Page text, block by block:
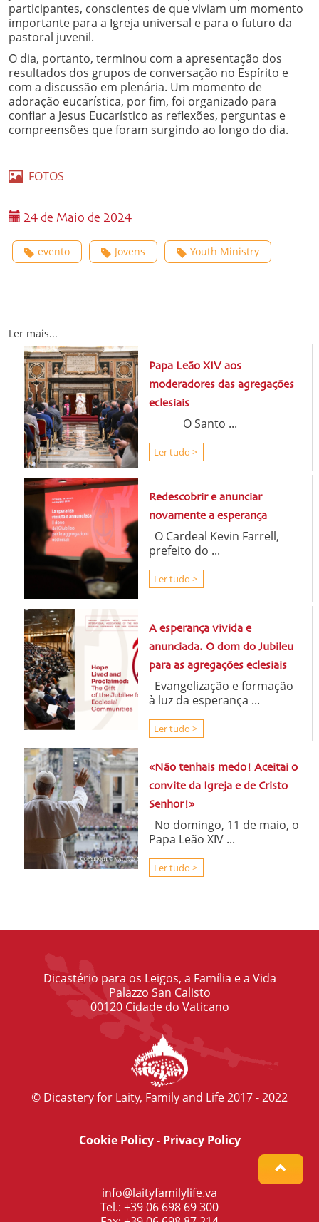
participantes, conscientes de que viviam um momento
importante para a Igreja universal e para o futuro da
pastoral juvenil.
O dia, portanto, terminou com a apresentação dos
resultados dos grupos de conversação no Espírito e
com a discussão em plenária. Um momento de
adoração eucarística, por fim, foi organizado para
confiar a Jesus Eucarístico as reflexões, perguntas e
compreensões que foram surgindo ao longo do dia.
FOTOS
24 de Maio de 2024
evento Jovens Youth Ministry
Ler mais...
Papa Leão XIV aos
moderadores das agregações
eclesiais
O Santo ...
Ler tudo >
Redescobrir e anunciar
novamente a esperança
O Cardeal Kevin Farrell,
prefeito do ...
Ler tudo >
A esperança vivida e
anunciada. O dom do Jubileu
para as agregações eclesiais
Evangelização e formação
à luz da esperança ...
Ler tudo >
«Não tenhais medo! Aceitai o
convite da Igreja e de Cristo
Senhor!»
No domingo, 11 de maio, o
Papa Leão XIV ...
Ler tudo >
Dicastério para os Leigos, a Família e a Vida
Palazzo San Calisto
00120 Cidade do Vaticano
© Dicastery for Laity, Family and Life 2017 - 2022
Cookie Policy- Privacy Policy
info@laityfamilylife.va
Tel.: +39 06 698 69 300